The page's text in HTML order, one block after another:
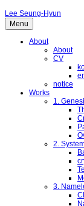
Lee Seung-Hyun
Menu
About
About
CV
notice
Works
1.
2.
3.